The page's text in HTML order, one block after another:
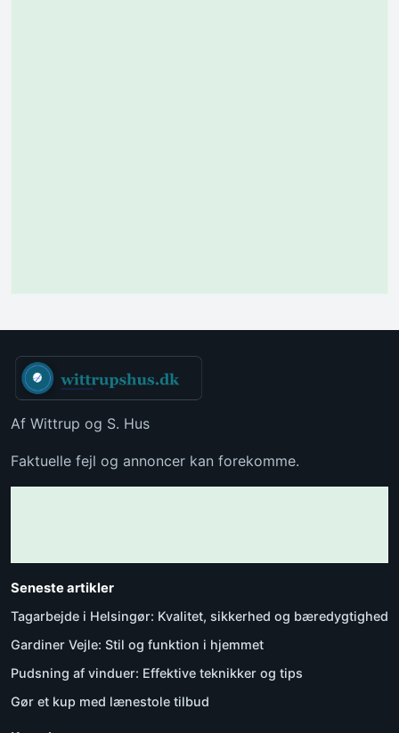
Af Wittrup og S. Hus
Faktuelle fejl og annoncer kan forekomme.
Seneste artikler
Tagarbejde i Helsingør: Kvalitet, sikkerhed og bæredygtighed
Gardiner Vejle: Stil og funktion i hjemmet
Pudsning af vinduer: Effektive teknikker og tips
Gør et kup med lænestole tilbud